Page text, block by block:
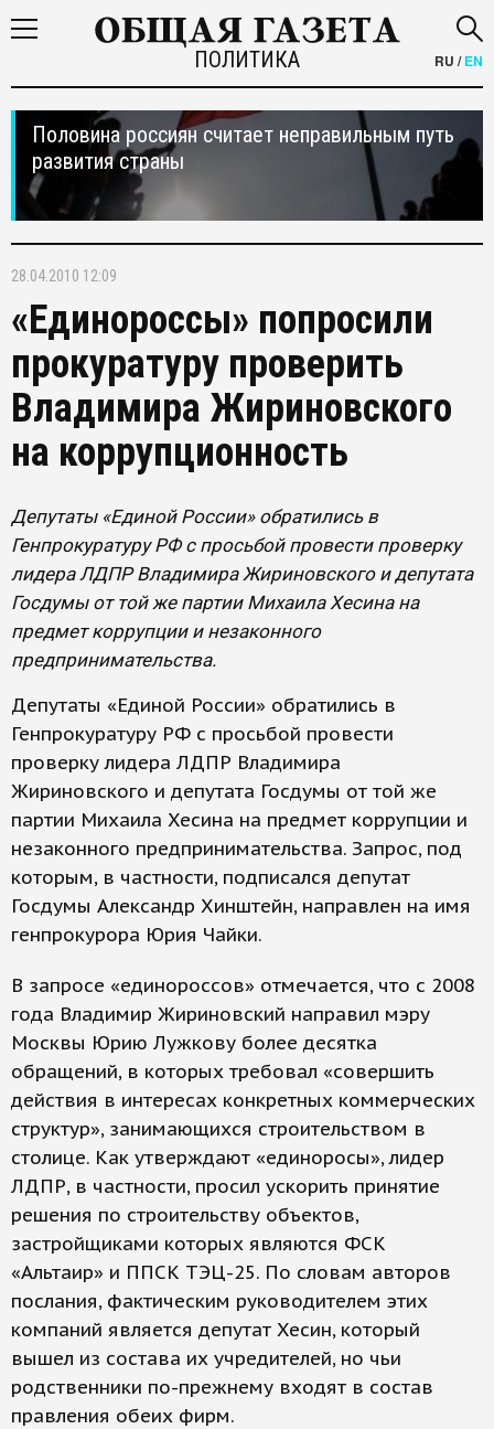
ПОЛИТИКА RU /EN
Половина россиян считает неправильным путь
развития страны
28.04.2010 12:09
«Единороссы» попросили
прокуратуру проверить
Владимира Жириновского
на коррупционность
Депутаты «Единой России» обратились в
Генпрокуратуру РФ с просьбой провести проверку
лидера ЛДПР Владимира Жириновского и депутата
Госдумы от той же партии Михаила Хесина на
предмет коррупции и незаконного
предпринимательства.
Депутаты «Единой России» обратились в
Генпрокуратуру РФ с просьбой провести
проверку лидера ЛДПР Владимира
Жириновского и депутата Госдумы от той же
партии Михаила Хесина на предмет коррупции и
незаконного предпринимательства. Запрос, под
которым, в частности, подписался депутат
Госдумы Александр Хинштейн, направлен на имя
генпрокурора Юрия Чайки.
В запросе «единороссов» отмечается, что с 2008
года Владимир Жириновский направил мэру
Москвы Юрию Лужкову более десятка
обращений, в которых требовал «совершить
действия в интересах конкретных коммерческих
структур», занимающихся строительством в
столице. Как утверждают «единоросы», лидер
ЛДПР, в частности, просил ускорить принятие
решения по строительству объектов,
застройщиками которых являются ФСК
«Альтаир» и ППСК ТЭЦ-25. По словам авторов
послания, фактическим руководителем этих
компаний является депутат Хесин, который
вышел из состава их учредителей, но чьи
родственники по-прежнему входят в состав
правления обеих фирм.